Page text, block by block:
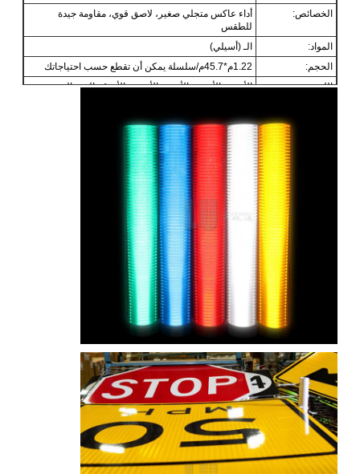
الخصائص:
أداء عاكس متجلي صغير، لاصق قوي، مقاومة جيدة
للطقس
المواد:
الـ (أسيلي)
الحجم:
1.22م*45.7م/سلسلة يمكن أن تقطع حسب احتياجاتك
اللون:
الأبيض، الأصفر، الأحمر، الأخضر، الأزرق، البرتقالي،
1 لفة تكون معبأة في 1 علبة
عينة مجانية أثناء جمع الشحن